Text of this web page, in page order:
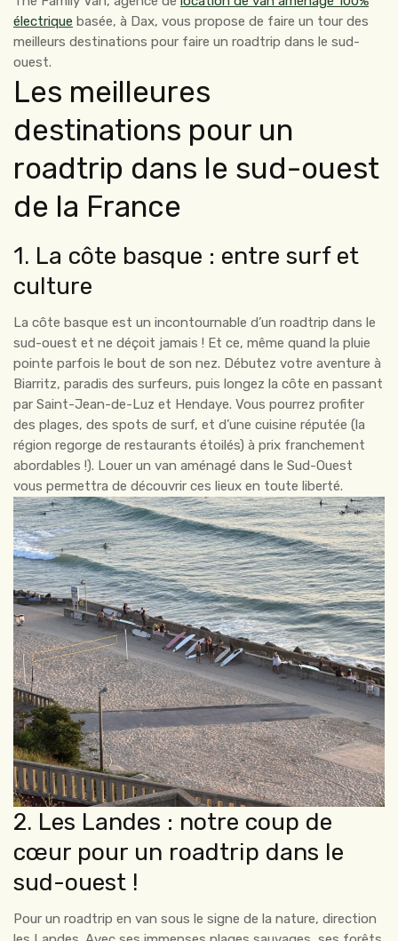
électrique basée, à Dax, vous propose de faire un tour des
meilleurs destinations pour faire un roadtrip dans le sud-
ouest.
Les meilleures
destinations pour un
roadtrip dans le sud-ouest
de la France
1. La côte basque : entre surf et
culture
La côte basque est un incontournable d’un roadtrip dans le
sud-ouest et ne déçoit jamais ! Et ce, même quand la pluie
pointe parfois le bout de son nez. Débutez votre aventure à
Biarritz, paradis des surfeurs, puis longez la côte en passant
par Saint-Jean-de-Luz et Hendaye. Vous pourrez profiter
des plages, des spots de surf, et d’une cuisine réputée (la
région regorge de restaurants étoilés) à prix franchement
abordables !). Louer un van aménagé dans le Sud-Ouest
vous permettra de découvrir ces lieux en toute liberté.
2. Les Landes : notre coup de
cœur pour un roadtrip dans le
sud-ouest !
Pour un roadtrip en van sous le signe de la nature, direction